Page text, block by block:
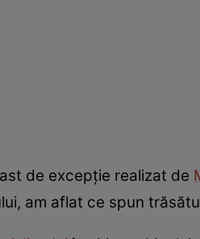
de excepție realizat de
am aflat ce spun